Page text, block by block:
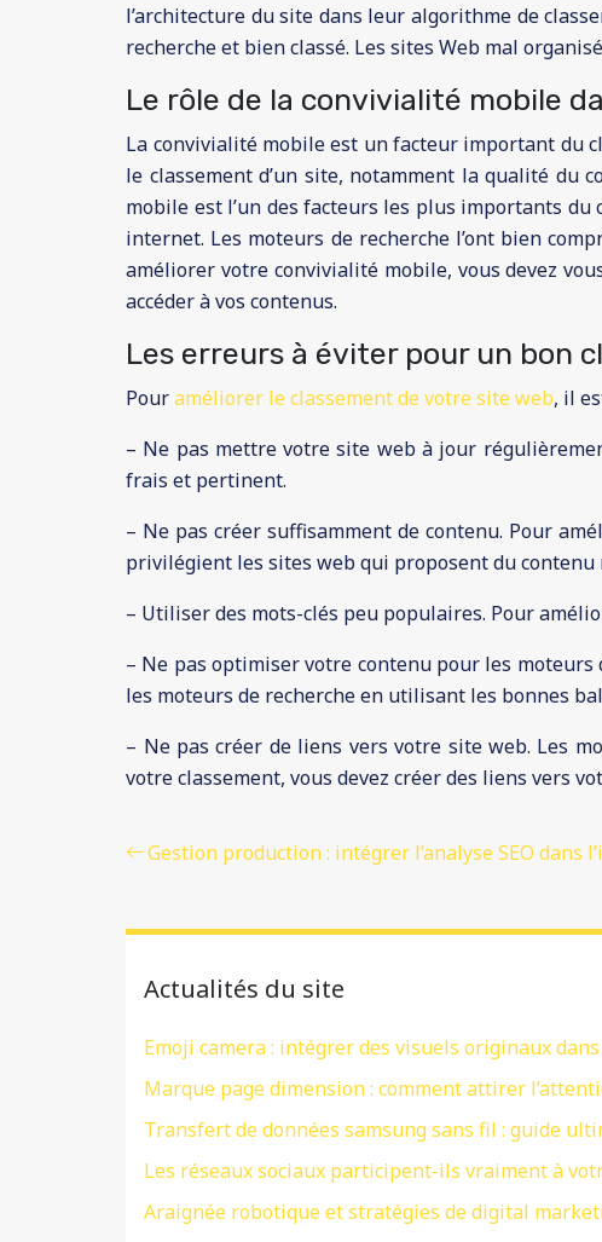
l’architecture du site dans leur algorithme de
recherche et bien classé. Les sites Web mal
Le rôle de la convivialité mobile
La convivialité mobile est un facteur important du
le classement d’un site, notamment la qualité du
mobile est l’un des facteurs les plus importants
internet. Les moteurs de recherche l’ont bien
améliorer votre convivialité mobile, vous devez
accéder à vos contenus.
Les erreurs à éviter pour un bon
Pouraméliorer le classement de votre site web, il
– Ne pas mettre votre site web à jour
frais et pertinent.
– Ne pas créer suffisamment de contenu. Pour
privilégient les sites web qui proposent du contenu
– Utiliser des mots-clés peu populaires. Pour
– Ne pas optimiser votre contenu pour les
les moteurs de recherche en utilisant les bonnes
– Ne pas créer de liens vers votre site web. Les
votre classement, vous devez créer des liens vers
Gestion production : intégrer l’analyse SEO dans
Actualités du site
Emoji camera : intégrer des visuels originaux
Marque page dimension : comment attirer
Transfert de données samsung sans fil : guide
Les réseaux sociaux participent-ils vraiment à
Araignée robotique et stratégies de digital